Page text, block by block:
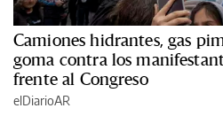
Camiones hidrantes, gas
goma contra los
frente al Congreso
elDiarioAR